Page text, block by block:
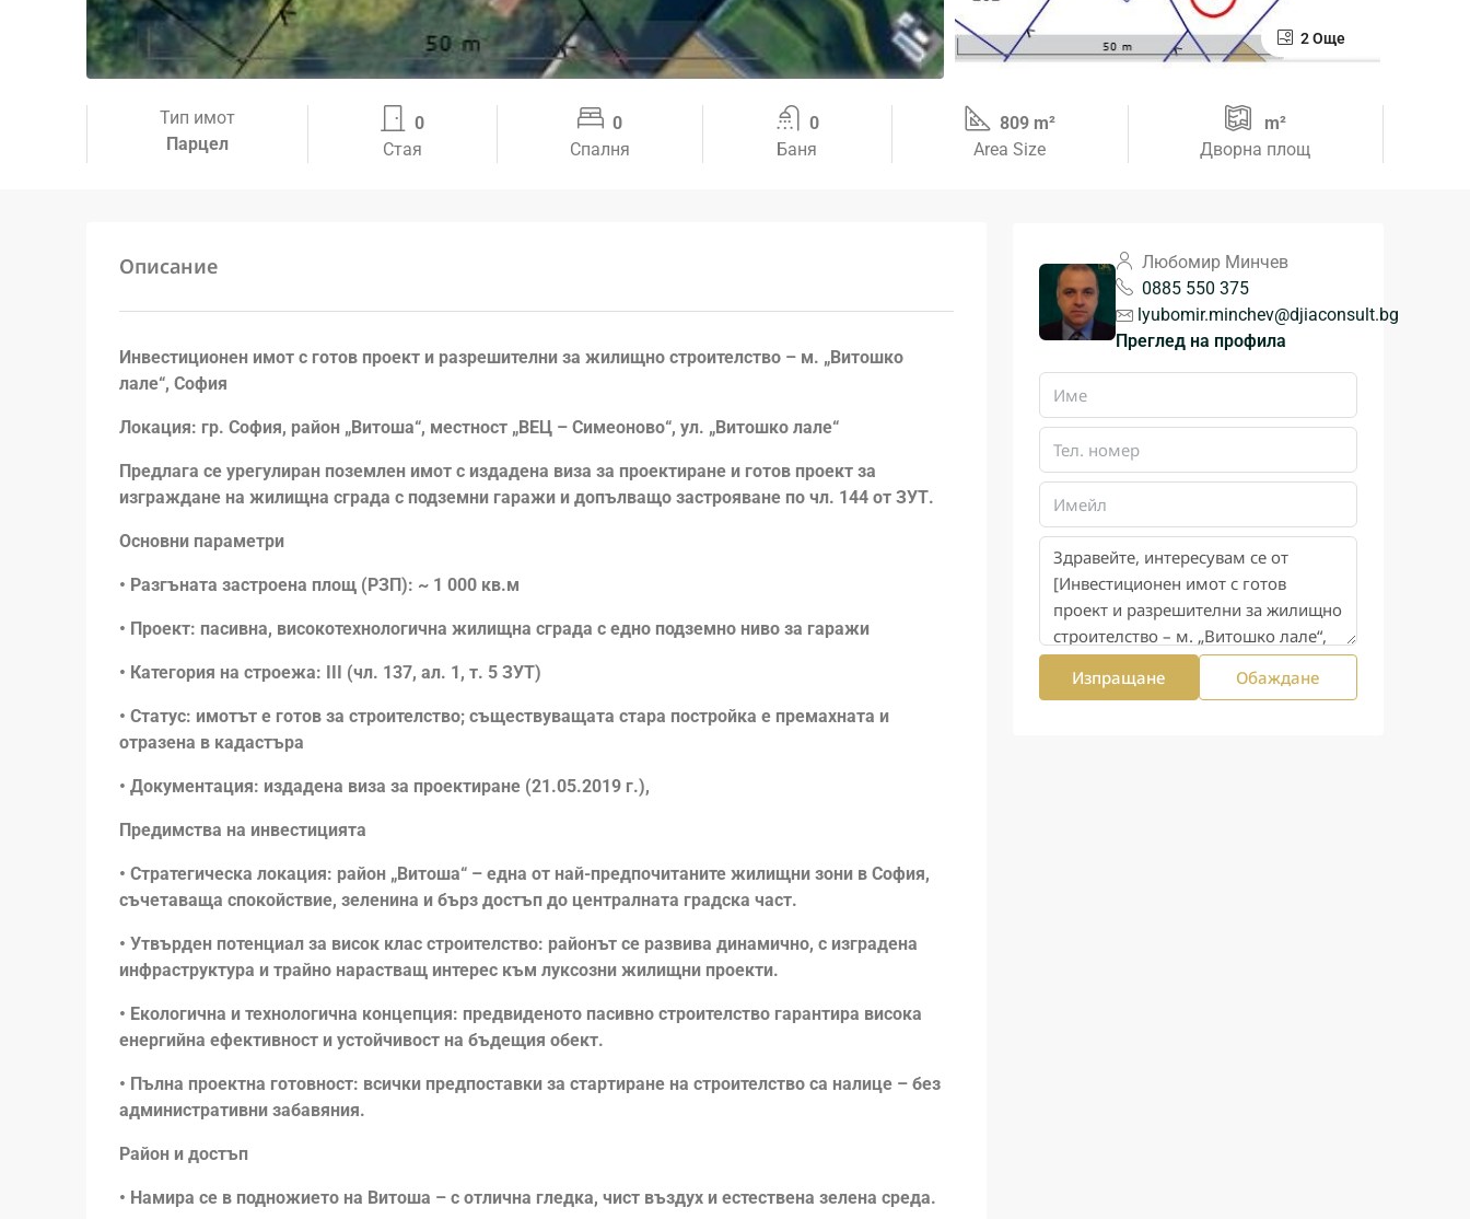
2 Още
Тип имот
Парцел
0
Стая
0
Спалня
0
Баня
809 m²
Area Size
m²
Дворна площ
Описание
Инвестиционен имот с готов проект и разрешителни за жилищно строителство – м. „Витошко
лале“, София
Локация: гр. София, район „Витоша“, местност „ВЕЦ – Симеоново“, ул. „Витошко лале“
Предлага се урегулиран поземлен имот с издадена виза за проектиране и готов проект за
изграждане на жилищна сграда с подземни гаражи и допълващо застрояване по чл. 144 от ЗУТ.
Основни параметри
• Разгъната застроена площ (РЗП): ~ 1 000 кв.м
• Проект: пасивна, високотехнологична жилищна сграда с едно подземно ниво за гаражи
• Категория на строежа: III (чл. 137, ал. 1, т. 5 ЗУТ)
• Статус: имотът е готов за строителство; съществуващата стара постройка е премахната и
отразена в кадастъра
• Документация: издадена виза за проектиране (21.05.2019 г.),
Предимства на инвестицията
• Стратегическа локация: район „Витоша“ – една от най-предпочитаните жилищни зони в София,
съчетаваща спокойствие, зеленина и бърз достъп до централната градска част.
• Утвърден потенциал за висок клас строителство: районът се развива динамично, с изградена
инфраструктура и трайно нарастващ интерес към луксозни жилищни проекти.
• Екологична и технологична концепция: предвиденото пасивно строителство гарантира висока
енергийна ефективност и устойчивост на бъдещия обект.
• Пълна проектна готовност: всички предпоставки за стартиране на строителство са налице – без
административни забавяния.
Район и достъп
• Намира се в подножието на Витоша – с отлична гледка, чист въздух и естествена зелена среда.
Любомир Минчев
0885 550 375
lyubomir.minchev@djiaconsult.bg
Преглед на профила
Изпращане Обаждане